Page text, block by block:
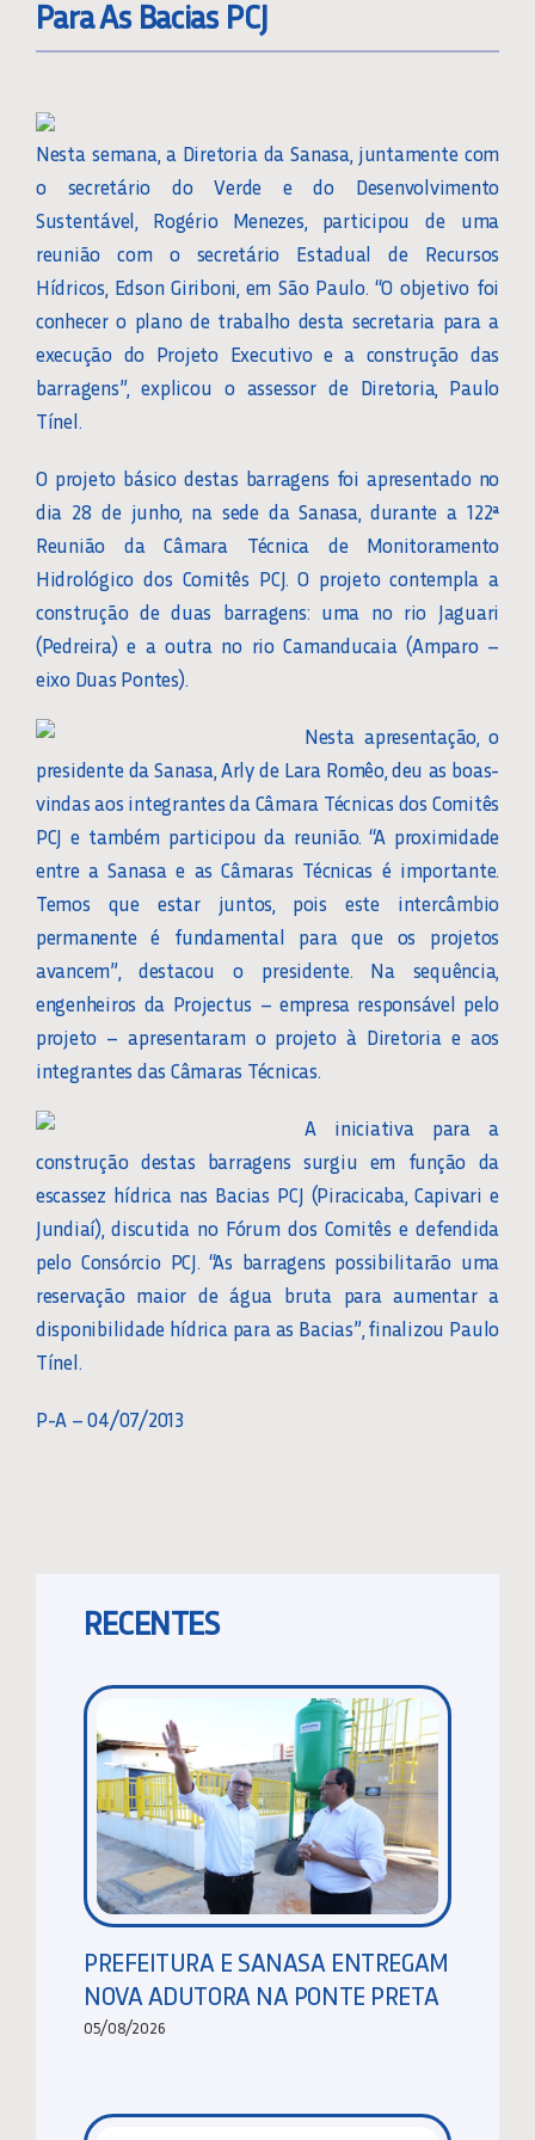
Para As Bacias PCJ
Nesta semana, a Diretoria da Sanasa, juntamente com
o secretário do Verde e do Desenvolvimento
Sustentável, Rogério Menezes, participou de uma
reunião com o secretário Estadual de Recursos
Hídricos, Edson Giriboni, em São Paulo. “O objetivo foi
conhecer o plano de trabalho desta secretaria para a
execução do Projeto Executivo e a construção das
barragens”, explicou o assessor de Diretoria, Paulo
Tínel.
O projeto básico destas barragens foi apresentado no
dia 28 de junho, na sede da Sanasa, durante a 122ª
Reunião da Câmara Técnica de Monitoramento
Hidrológico dos Comitês PCJ. O projeto contempla a
construção de duas barragens: uma no rio Jaguari
(Pedreira) e a outra no rio Camanducaia (Amparo –
eixo Duas Pontes).
Nesta apresentação, o
presidente da Sanasa, Arly de Lara Romêo, deu as boas-
vindas aos integrantes da Câmara Técnicas dos Comitês
PCJ e também participou da reunião. “A proximidade
entre a Sanasa e as Câmaras Técnicas é importante.
Temos que estar juntos, pois este intercâmbio
permanente é fundamental para que os projetos
avancem”, destacou o presidente. Na sequência,
engenheiros da Projectus – empresa responsável pelo
projeto – apresentaram o projeto à Diretoria e aos
integrantes das Câmaras Técnicas.
A iniciativa para a
construção destas barragens surgiu em função da
escassez hídrica nas Bacias PCJ (Piracicaba, Capivari e
Jundiaí), discutida no Fórum dos Comitês e defendida
pelo Consórcio PCJ. “As barragens possibilitarão uma
reservação maior de água bruta para aumentar a
disponibilidade hídrica para as Bacias”, finalizou Paulo
Tínel.
P-A – 04/07/2013
RECENTES
PREFEITURA E SANASA ENTREGAM
NOVA ADUTORA NA PONTE PRETA
05/08/2026